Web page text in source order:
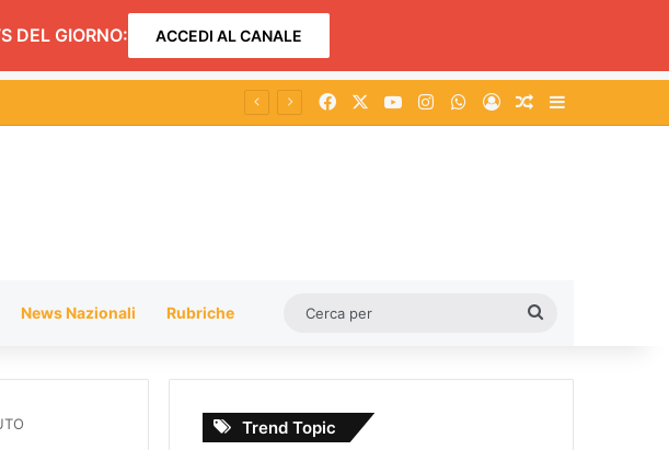
DEL GIORNO: ACCEDI AL CANALE
moto e pullman storici Facebook You TubeInstagramWhatsApp
AccediUn articolo a
News Nazionali Rubriche
Trend Topic